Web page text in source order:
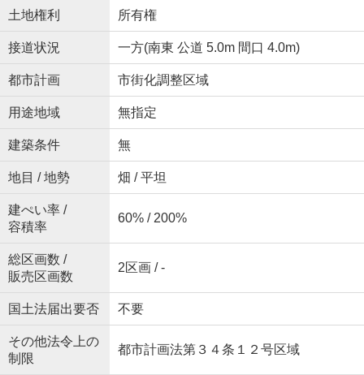
土地権利 所有権
接道状況 一方(南東 公道 5.0m 間口 4.0m)
都市計画 市街化調整区域
用途地域 無指定
建築条件 無
地目 / 地勢 畑 / 平坦
建ぺい率 /
容積率
60% / 200%
総区画数 /
販売区画数
2区画 / -
国土法届出要否 不要
その他法令上の
制限
都市計画法第３４条１２号区域